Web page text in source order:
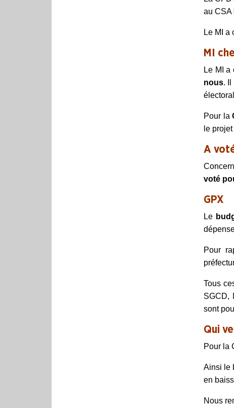
au CSA
Le MI a
MI
Le MI
nous. Il
Pour la
le projet
A
voté
GPX
Le
Pour
Tous
SGCD,
sont
Qui
Pour la
Ainsi le
en
Nous